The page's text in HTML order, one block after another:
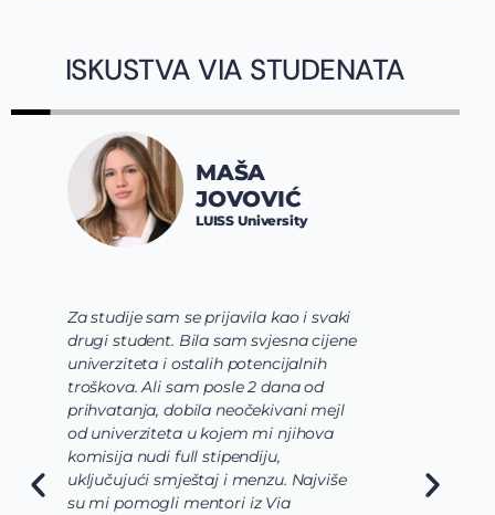
ISKUSTVA VIA STUDENATA
Via tim mi je pre svega pomogao da
shvatim koje polje nauke želim da
usavrsim preko svojih studija i da se
usmerim. Zatim su mi pomogli da
odaberem program koji najviše
odgovara mojim željama i zamislima
o osnovnim studijama koje bi trebalo
da budu veoma raznovrsne, u mom
slučaju da biologija, hemija i
JOVANA
SPALEVIĆ
Constructor University
Bremen